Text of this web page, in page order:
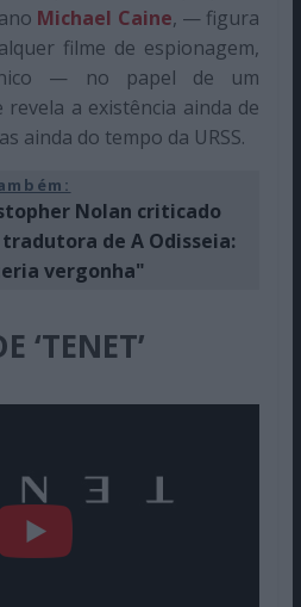
Michael Caine, — figura
filme de espionagem,
— no papel de um
revela a existência ainda de
ainda do tempo da URSS.
Nolan criticado
de A Odisseia:
vergonha"
‘TENET’